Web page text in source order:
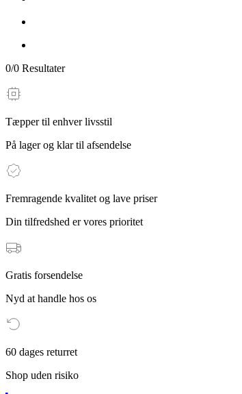
0/0 Resultater
Tæpper til enhver livsstil
På lager og klar til afsendelse
Fremragende kvalitet og lave priser
Din tilfredshed er vores prioritet
Gratis forsendelse
Nyd at handle hos os
60 dages returret
Shop uden risiko